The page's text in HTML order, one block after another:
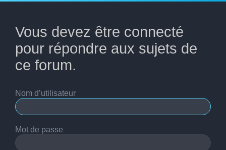
Vous devez être connecté
pour répondre aux sujets de
ce forum.
Nom d’utilisateur
Mot de passe